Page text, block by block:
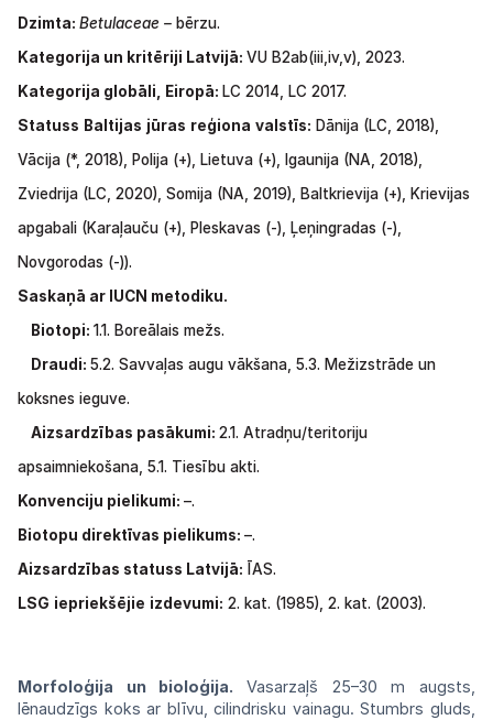
Dzimta: Betulaceae – bērzu.
Kategorija un kritēriji Latvijā: VU B2ab(iii,iv,v), 2023.
Kategorija globāli, Eiropā: LC 2014, LC 2017.
Statuss Baltijas jūras reģiona valstīs: Dānija (LC, 2018),
Vācija (*, 2018), Polija (+), Lietuva (+), Igaunija (NA, 2018),
Zviedrija (LC, 2020), Somija (NA, 2019), Baltkrievija (+),
Krievijas
apgabali (Karaļauču (+), Pleskavas (-), Ļeņingradas (-),
Novgorodas (-)).
Saskaņā ar IUCN metodiku.
Biotopi: 1.1. Boreālais mežs.
Draudi: 5.2. Savvaļas augu vākšana, 5.3. Mežizstrāde un
koksnes ieguve.
Aizsardzības pasākumi: 2.1. Atradņu/teritoriju
apsaimniekošana, 5.1. Tiesību akti.
Konvenciju pielikumi: –.
Biotopu direktīvas pielikums: –.
Aizsardzības statuss Latvijā: ĪAS.
LSG iepriekšējie izdevumi: 2. kat. (1985), 2. kat. (2003).
Morfoloģija un bioloģija. Vasarzaļš 25–30m augsts,
lēnaudzīgs koks ar blīvu,
cilindrisku vainagu. Stumbrs gluds,